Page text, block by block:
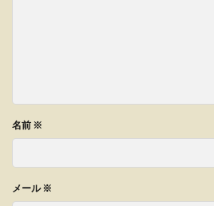
名前 ※
メール※